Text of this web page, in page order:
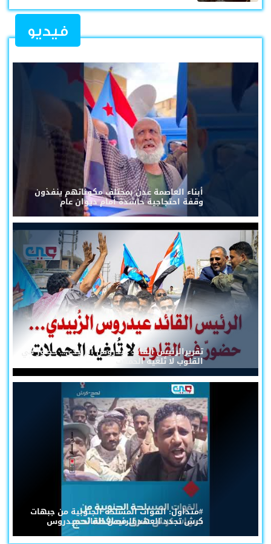
فيديو
أبناء العاصمة عدن بمختلف مكوناتهم ينفذون
وقفة احتجاجية حاشدة أمام ديوان عام
تقريرالرئيس القائد عيدروس الزُبيدي... حضورٌ في
القلوب لا تُلغيه الحملات
#متداول: القوات المسلحة الجنوبية من جبهات
كرش تجدد العهد للرئيس القائد عيدروس